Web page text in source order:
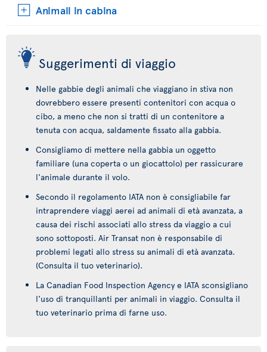
Animali in cabina
Suggerimenti di viaggio
Nelle gabbie degli animali che viaggiano in stiva non
dovrebbero essere presenti contenitori con acqua o
cibo, a meno che non si tratti di un contenitore a
tenuta con acqua, saldamente fissato alla gabbia.
Consigliamo di mettere nella gabbia un oggetto
familiare (una coperta o un giocattolo) per rassicurare
l'animale durante il volo.
Secondo il regolamento IATA non è consigliabile far
intraprendere viaggi aerei ad animali di età avanzata, a
causa dei rischi associati allo stress da viaggio a cui
sono sottoposti. Air Transat non è responsabile di
problemi legati allo stress su animali di età avanzata.
(Consulta il tuo veterinario).
La Canadian Food Inspection Agency e IATA sconsigliano
l'uso di tranquillanti per animali in viaggio. Consulta il
tuo veterinario prima di farne uso.